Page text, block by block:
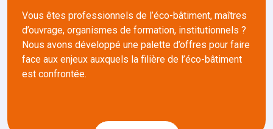
Vous êtes professionnels de l’éco-bâtiment, maîtres
d’ouvrage, organismes de formation, institutionnels ?
Nous avons développé une palette d’offres pour faire
face aux enjeux auxquels la filière de l’éco-bâtiment
est confrontée.